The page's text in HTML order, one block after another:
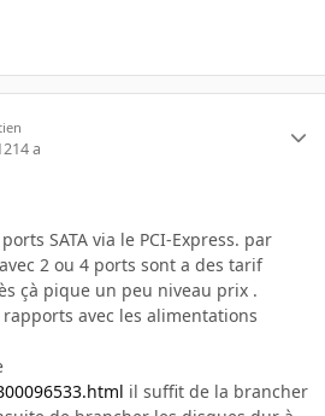
14 a
SATA via le PCI-Express. par
2 ou 4 ports sont a des tarif
çà pique un peu niveau prix .
avec les alimentations
il suffit de la brancher